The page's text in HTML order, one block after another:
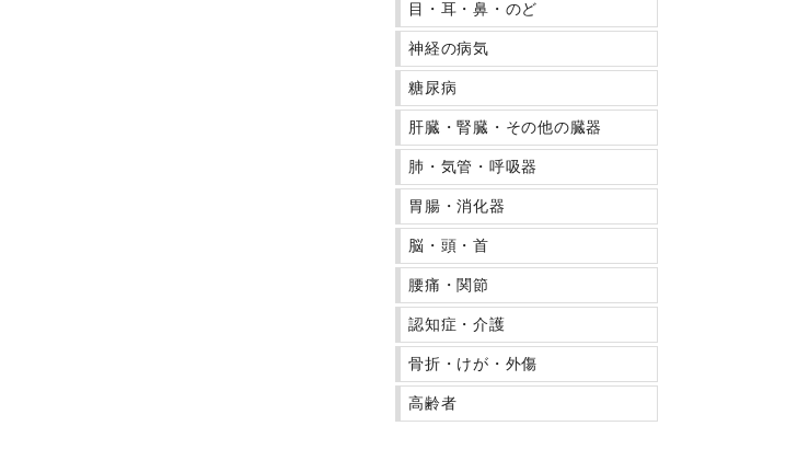
目・耳・鼻・のど
神経の病気
糖尿病
肝臓・腎臓・その他の臓器
肺・気管・呼吸器
胃腸・消化器
脳・頭・首
腰痛・関節
認知症・介護
骨折・けが・外傷
高齢者